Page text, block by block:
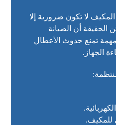
لا تكون ضرورية إلا
الحقيقة أن الصيانة
مهمة تمنع حدوث الأعطال
الجهاز.
للمكيف.